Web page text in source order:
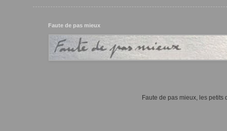
Faute de pas mieux
Faute de pas mieux, les